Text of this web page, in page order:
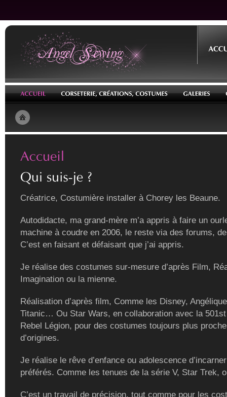
Créatrice, Costumière installer à Chorey les Beaune.
Autodidacte, ma grand-mère m’a appris à faire un
machine à coudre en 2006, le reste via des forums,
C’est en faisant et défaisant que j’ai appris.
Je réalise des costumes sur-mesure d’après Film,
Imagination ou la mienne.
Réalisation d’après film, Comme les Disney,
Titanic… Ou Star Wars, en collaboration avec la
Rebel Légion, pour des costumes toujours plus
d’origines.
Je réalise le rêve d’enfance ou adolescence
préférés. Comme les tenues de la série V, Star Trek,
C’est un travail de précision, tout comme pour les